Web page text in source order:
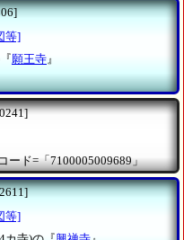
等]
願王寺』
ード=「7100005009689」
等]